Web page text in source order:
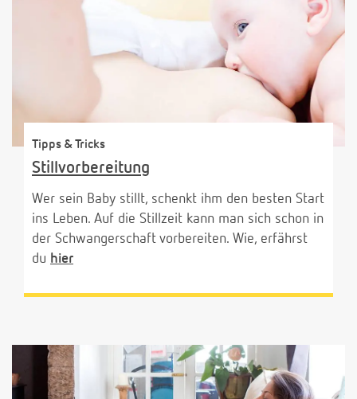
Tipps & Tricks
Stillvorbereitung
Wer sein Baby stillt, schenkt ihm den besten Start
ins Leben. Auf die Stillzeit kann man sich schon in
der Schwangerschaft vorbereiten. Wie, erfährst
du hier